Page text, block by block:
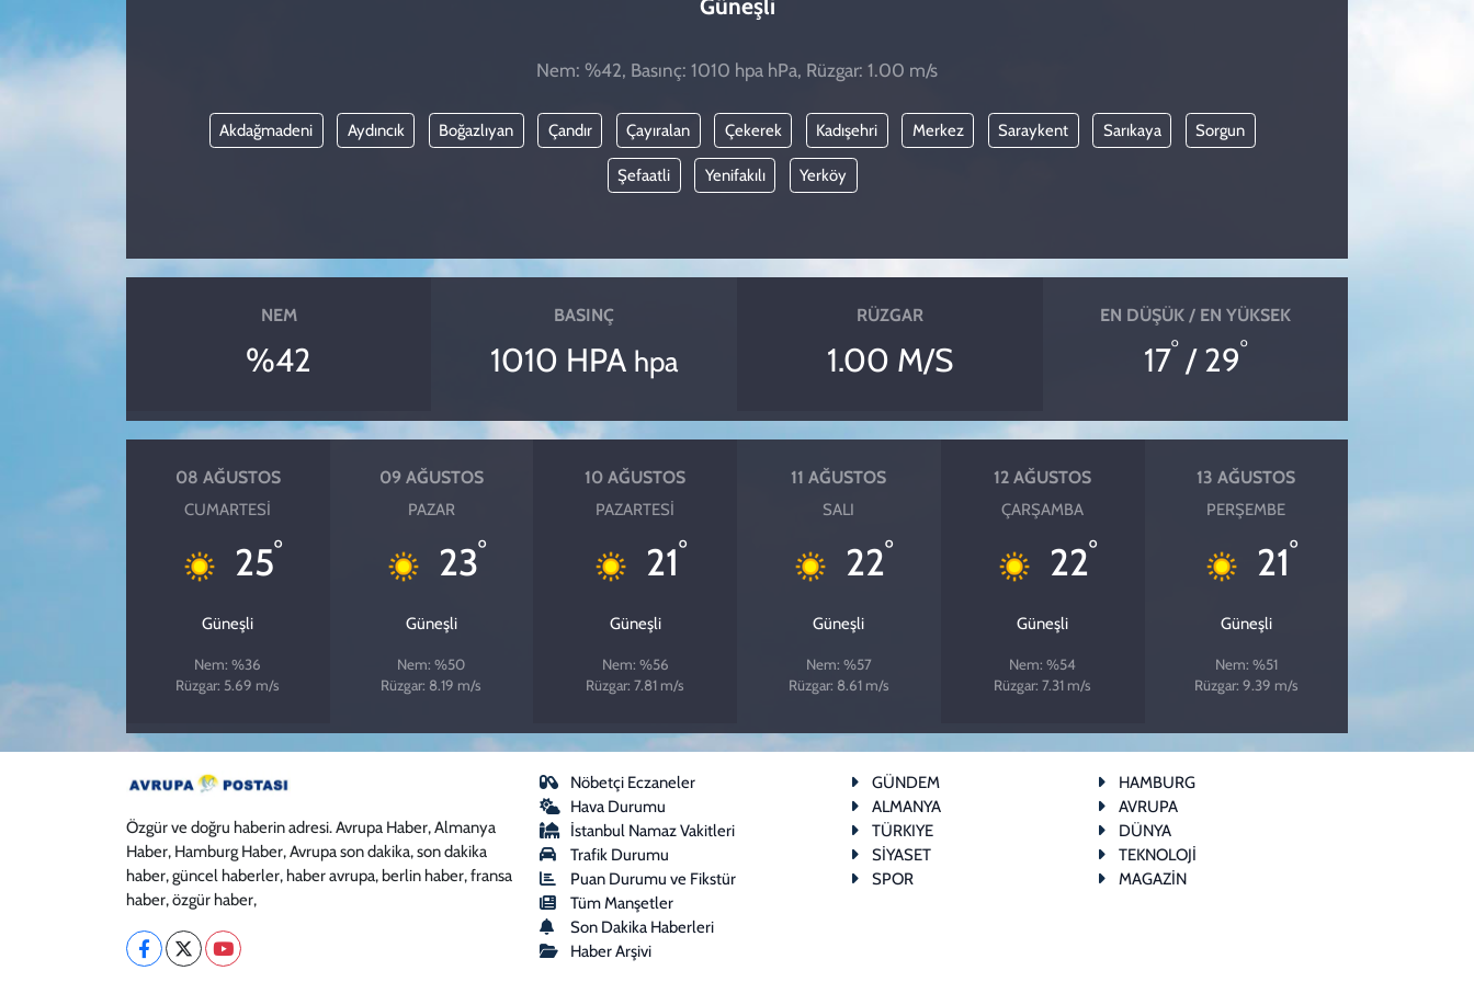
Nem: %42, Basınç: 1010 hpa hPa, Rüzgar: 1.00 m/s
Akdağmadeni Aydıncık Boğazlıyan Çandır Çayıralan Çekerek Kadışehri Merkez Saraykent Sarıkaya Sorgun
Şefaatli Yenifakılı Yerköy
NEM
%42
BASINÇ
1010 HPA hpa
RÜZGAR
1.00 M/S
EN DÜŞÜK / EN YÜKSEK
17°/ 29°
08 AĞUSTOS
CUMARTESI
25°
Güneşli
Nem: %36
Rüzgar: 5.69 m/s
09 AĞUSTOS
PAZAR
23°
Güneşli
Nem: %50
Rüzgar: 8.19 m/s
10 AĞUSTOS
PAZARTESI
21°
Güneşli
Nem: %56
Rüzgar: 7.81 m/s
11 AĞUSTOS
SALI
22°
Güneşli
Nem: %57
Rüzgar: 8.61 m/s
12 AĞUSTOS
ÇARŞAMBA
22°
Güneşli
Nem: %54
Rüzgar: 7.31 m/s
13 AĞUSTOS
PERŞEMBE
21°
Güneşli
Nem: %51
Rüzgar: 9.39 m/s
Özgür ve doğru haberin adresi. Avrupa Haber, Almanya
Haber, Hamburg Haber, Avrupa son dakika, son dakika
haber, güncel haberler, haber avrupa, berlin haber, fransa
haber, özgür haber,
Nöbetçi Eczaneler
Hava Durumu
İstanbul Namaz Vakitleri
Trafik Durumu
Puan Durumu ve Fikstür
Tüm Manşetler
Son Dakika Haberleri
Haber Arşivi
GÜNDEM
HAMBURG
ALMANYA
AVRUPA
TÜRKIYE
DÜNYA
SİYASET
TEKNOLOJİ
SPOR
MAGAZİN
KADIN